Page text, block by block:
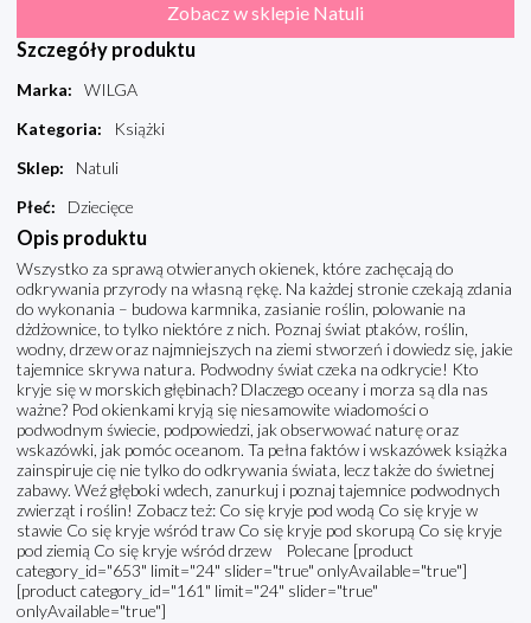
Zobacz w sklepie Natuli
Szczegóły produktu
Marka:
WILGA
Kategoria:
Książki
Sklep:
Natuli
Płeć: Dziecięce
Opis produktu
Wszystko za sprawą otwieranych okienek, które zachęcają do
odkrywania przyrody na własną rękę. Na każdej stronie czekają zdania
do wykonania – budowa karmnika, zasianie roślin, polowanie na
dżdżownice, to tylko niektóre z nich. Poznaj świat ptaków, roślin,
wodny, drzew oraz najmniejszych na ziemi stworzeń i dowiedz się, jakie
tajemnice skrywa natura. Podwodny świat czeka na odkrycie! Kto
kryje się w morskich głębinach? Dlaczego oceany i morza są dla nas
ważne? Pod okienkami kryją się niesamowite wiadomości o
podwodnym świecie, podpowiedzi, jak obserwować naturę oraz
wskazówki, jak pomóc oceanom. Ta pełna faktów i wskazówek książka
zainspiruje cię nie tylko do odkrywania świata, lecz także do świetnej
zabawy. Weź głęboki wdech, zanurkuj i poznaj tajemnice podwodnych
zwierząt i roślin! Zobacz też: Co się kryje pod wodą Co się kryje w
stawie Co się kryje wśród traw Co się kryje pod skorupą Co się kryje
pod ziemią Co się kryje wśród drzew Polecane [product
category_id="653" limit="24" slider="true" onlyAvailable="true"]
[product category_id="161" limit="24" slider="true"
onlyAvailable="true"]